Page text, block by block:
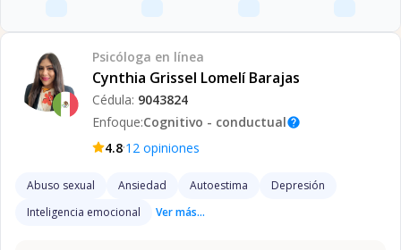
Psicóloga en línea
Cynthia Grissel Lomelí Barajas
Cédula: 9043824
Enfoque:Cognitivo - conductualhelp
4.8·12 opiniones
Abuso sexual Ansiedad Autoestima
Depresión
Inteligencia emocional
Ver más...